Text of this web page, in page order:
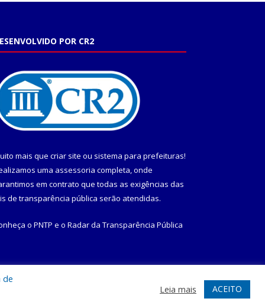
POR CR2
mais que criar site ou sistema para prefeituras!
uma assessoria completa, onde
em contrato que todas as exigências das
de transparência pública serão atendidas.
o PNTP e o Radar da Transparência Pública
Acessar Webmail
de
Leia mais ACEITO